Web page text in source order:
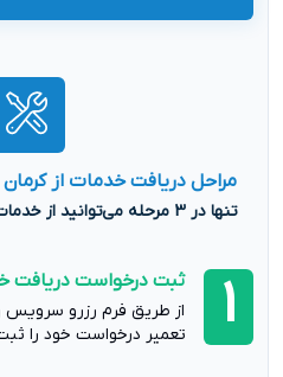
مراحل دریافت خدمات از
تنها در 3 مرحله می‌توانید از خدمات کرمان تعمیر بهره‌مند شوید!
1 ثبت درخواست دریافت
از طریق فرم رزرو سرویس
تعمیر درخواست خود را